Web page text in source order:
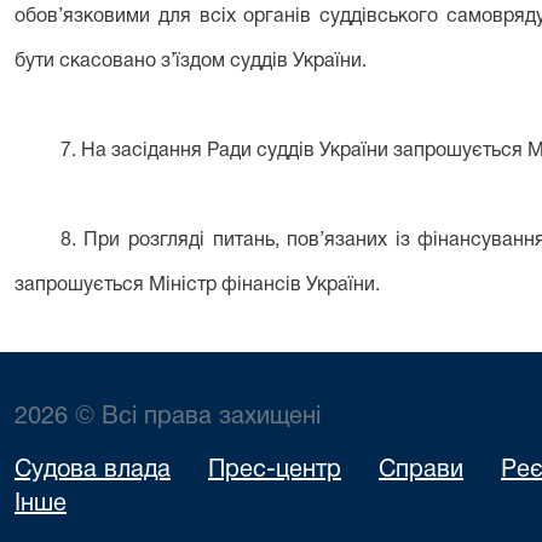
обов’язковими для всіх органів суддівського
бути скасовано з’їздом суддів України.
7. На засідання Ради суддів України запрошується
8. При розгляді питань, пов’язаних із
запрошується Міністр фінансів України.
2026 © Всі права захищені
Судова влада Прес-центр Справи
Інше